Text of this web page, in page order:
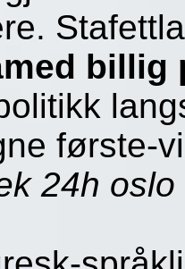
billig
første-
24h oslo